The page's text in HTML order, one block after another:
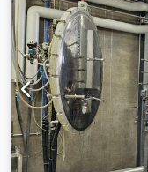
Chemia
Mieszadło:
wałem,
uszczelnienie
kW + przekładnia +
obr./min ATEX:
D Efs Aqioha
konstrukcji
suszenia z zaworem